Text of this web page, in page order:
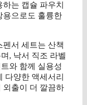
는 캡슐 파우치
용으로도 훌륭한
펜서 세트는 산책
, 낙서 직조 라벨
와 함께 실용성
다양한 액세서리
외출이 더 깔끔하